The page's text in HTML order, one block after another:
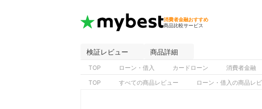
消費者金融おすすめ
商品比較サービス
検証レビュー 商品詳細
TOP ローン・借入 カードローン 消費者金融
TOP すべての商品レビュー ローン・借入の商品レ